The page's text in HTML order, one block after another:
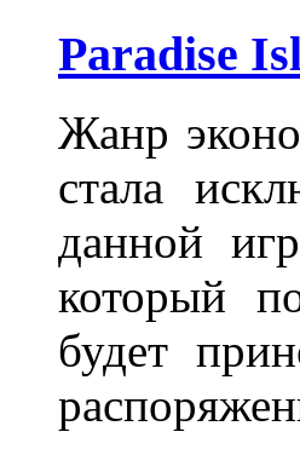
Paradise
Жанр
стала
данной
который
будет